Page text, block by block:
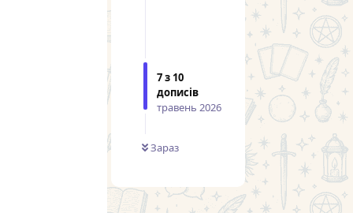
7з 10
дописів
травень 2026
Зараз